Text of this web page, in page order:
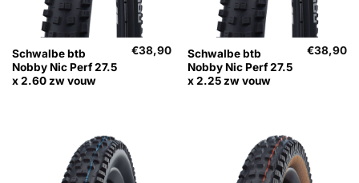
Schwalbe btb
Nobby Nic Perf 27.5
x 2.60 zw vouw
€38,90
Schwalbe btb
Nobby Nic Perf 27.5
x 2.25 zw vouw
€38,90